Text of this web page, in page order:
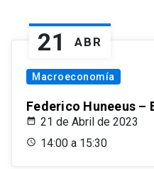
21 ABR
Macroeconomía
Federico Huneeus –
21 de Abril de 2023
14:00 a 15:30